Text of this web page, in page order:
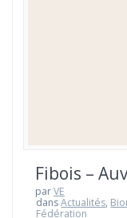
Fibois –
parVE
dansActualités,
Fédération